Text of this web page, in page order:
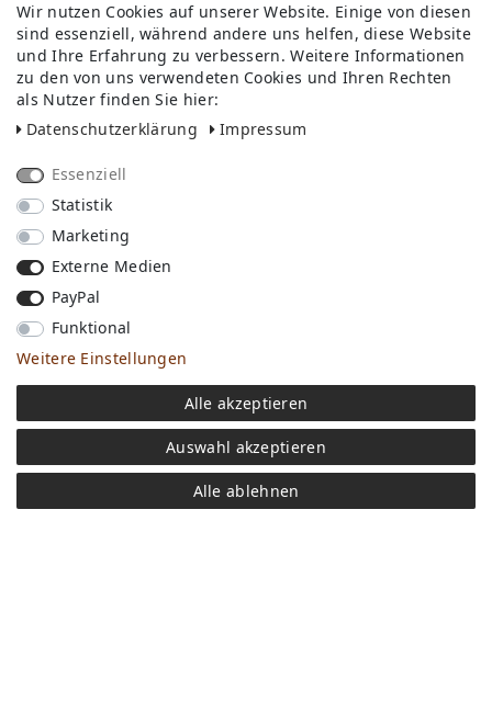
Versandkosten
Bezahlen
Widerrufs­recht
Impressum
Store
FAQ
Jobs
Wir nutzen Cookies auf unserer Website. Einige von diesen
sind essenziell, während andere uns helfen, diese Website
und Ihre Erfahrung zu verbessern. Weitere Informationen
zu den von uns verwendeten Cookies und Ihren Rechten
als Nutzer finden Sie hier:
Daten­schutz­erklärung
Impressum
Essenziell
Statistik
Marketing
Externe Medien
PayPal
Funktional
Weitere Einstellungen
Alle akzeptieren
Auswahl akzeptieren
Alle ablehnen